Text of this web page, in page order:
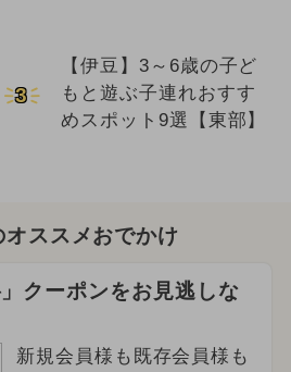
3
【伊豆】3～6歳の子ど
もと遊ぶ子連れおすす
めスポット9選【東部】
ススメおでかけ
クーポンをお見逃しな
新規会員様も既存会員様も